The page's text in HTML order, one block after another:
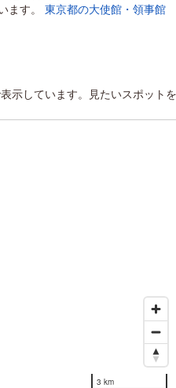
ます。 東京都の大使館・領事館
示しています。見たいスポットを
3 km